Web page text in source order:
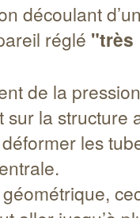
découlant
réglé "très
de la
sur la structure
les